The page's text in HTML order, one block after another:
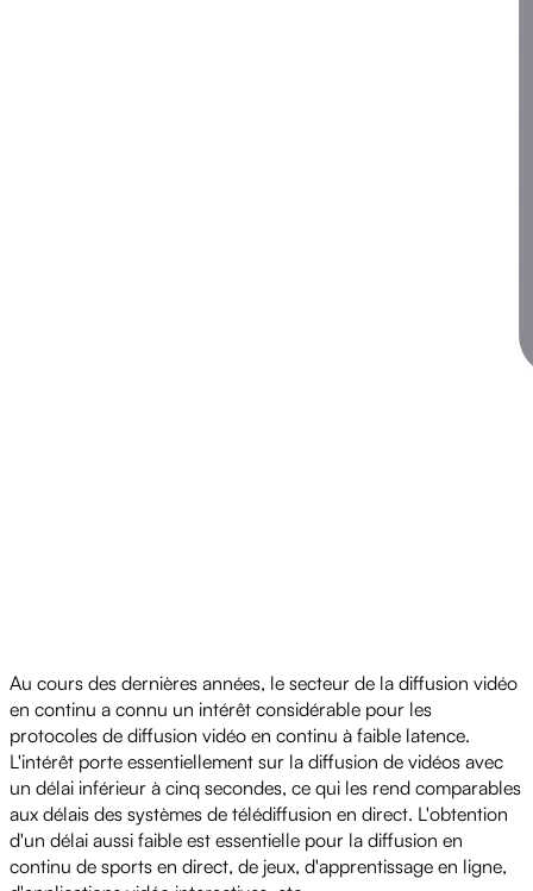
Au cours des dernières années, le secteur de la diffusion vidéo
en continu a connu un intérêt considérable pour les
protocoles de diffusion vidéo en continu à faible latence.
L'intérêt porte essentiellement sur la diffusion de vidéos avec
un délai inférieur à cinq secondes, ce qui les rend comparables
aux délais des systèmes de télédiffusion en direct. L'obtention
d'un délai aussi faible est essentielle pour la diffusion en
continu de sports en direct, de jeux, d'apprentissage en ligne,